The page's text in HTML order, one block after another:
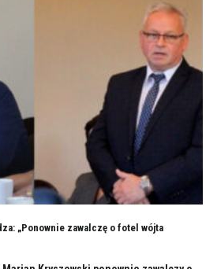
„Ponownie zawalczę o fotel wójta